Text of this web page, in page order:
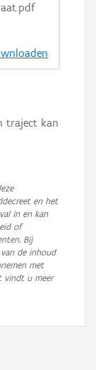
traject kan
en het
in en kan
of
Bij
de inhoud
met
vindt u meer